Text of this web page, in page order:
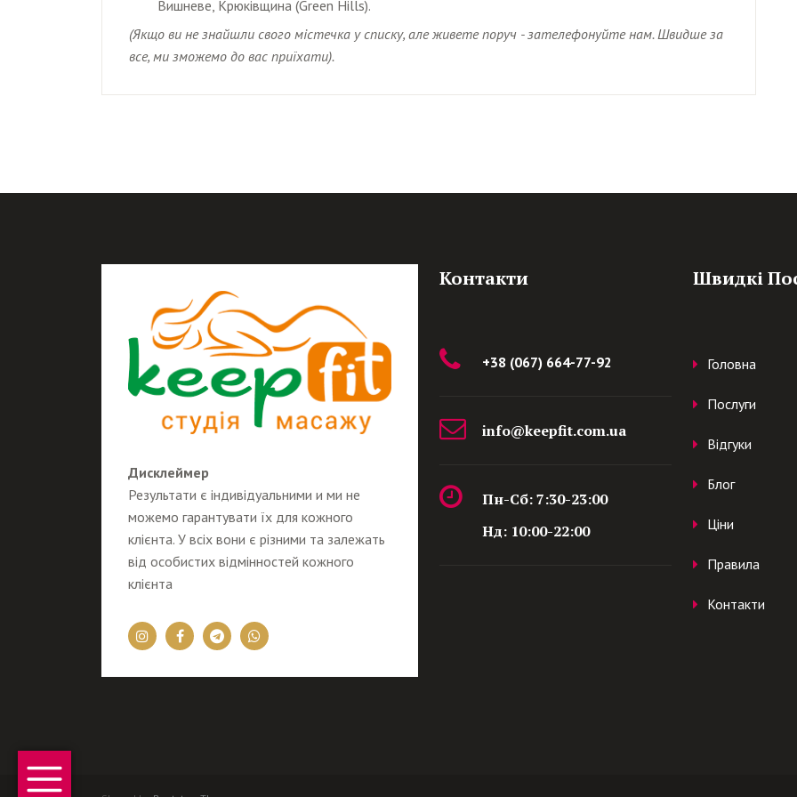
Вишневе, Крюківщина (Green Hills).
(Якщо ви не знайшли свого містечка у списку, але живете поруч - зателефонуйте нам. Швидше за
все, ми зможемо до вас приїхати).
Дисклеймер
Результати є індивідуальними и ми не
можемо гарантувати їх для кожного
клієнта. У всіх вони є різними та залежать
від особистих відмінностей кожного
клієнта
Контакти
+38 (067) 664-77-92
info@keepfit.com.ua
Пн-Сб: 7:30-23:00
Нд: 10:00-22:00
Швидкі
Головна
Послуги
Відгуки
Блог
Ціни
Правила
Контакти